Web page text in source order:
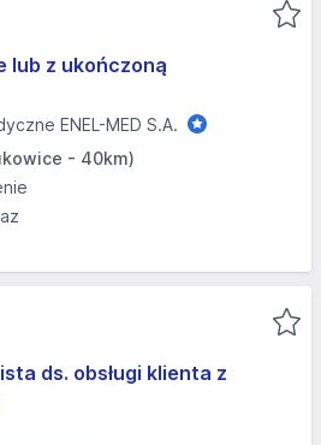
lub z ukończoną
ENEL-MED S.A.
- 40km)
ds. obsługi klienta z